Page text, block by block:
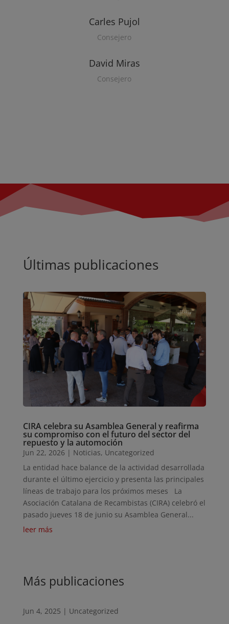
Carles Pujol
Consejero
David Miras
Consejero
Últimas publicaciones
CIRA celebra su Asamblea General y reafirma
su compromiso con el futuro del sector del
repuesto y la automoción
Jun 22, 2026 | Noticias, Uncategorized
La entidad hace balance de la actividad desarrollada
durante el último ejercicio y presenta las principales
líneas de trabajo para los próximos meses La
Asociación Catalana de Recambistas (CIRA) celebró el
pasado jueves 18 de junio su Asamblea General...
leer más
Más publicaciones
Jun 4, 2025 | Uncategorized